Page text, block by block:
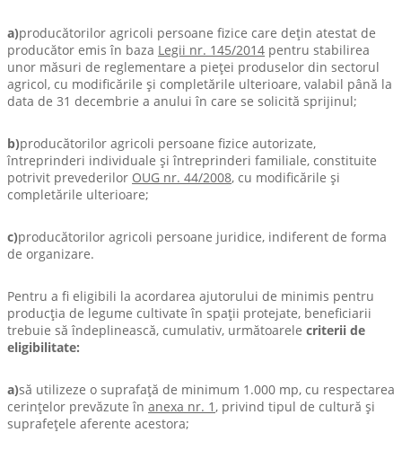
a)producătorilor agricoli persoane fizice care deţin atestat de
producător emis în baza Legii nr. 145/2014 pentru stabilirea
unor măsuri de reglementare a pieţei produselor din sectorul
agricol, cu modificările şi completările ulterioare, valabil până la
data de 31 decembrie a anului în care se solicită sprijinul;
b)producătorilor agricoli persoane fizice autorizate,
întreprinderi individuale şi întreprinderi familiale, constituite
potrivit prevederilor OUG nr. 44/2008, cu modificările şi
completările ulterioare;
c)producătorilor agricoli persoane juridice, indiferent de forma
de organizare.
Pentru a fi eligibili la acordarea ajutorului de minimis pentru
producţia de legume cultivate în spaţii protejate, beneficiarii
trebuie să îndeplinească, cumulativ, următoarele criterii de
eligibilitate:
a)să utilizeze o suprafaţă de minimum 1.000 mp, cu respectarea
cerinţelor prevăzute în anexa nr. 1 , privind tipul de cultură şi
suprafeţele aferente acestora;